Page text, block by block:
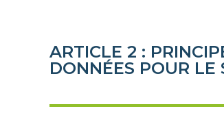
ARTICLE 2 :
DONNÉES POUR LE